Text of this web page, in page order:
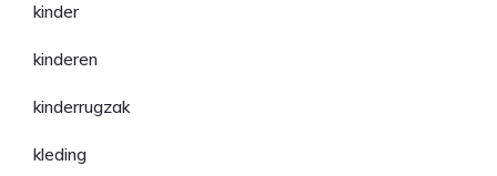
kinder
kinderen
kinderrugzak
kleding